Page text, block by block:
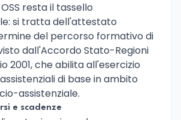
resta il tassello
si tratta dell'attestato
del percorso formativo di
dall'Accordo Stato-Regioni
2001, che abilita all'esercizio
di base in ambito
assistenziale.
e scadenze